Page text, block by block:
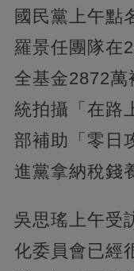
國民黨上午點
羅景任團隊在
全基金2872
統拍攝「在路
部補助「零日
進黨拿納稅錢
吳思瑤上午受
化委員會已經